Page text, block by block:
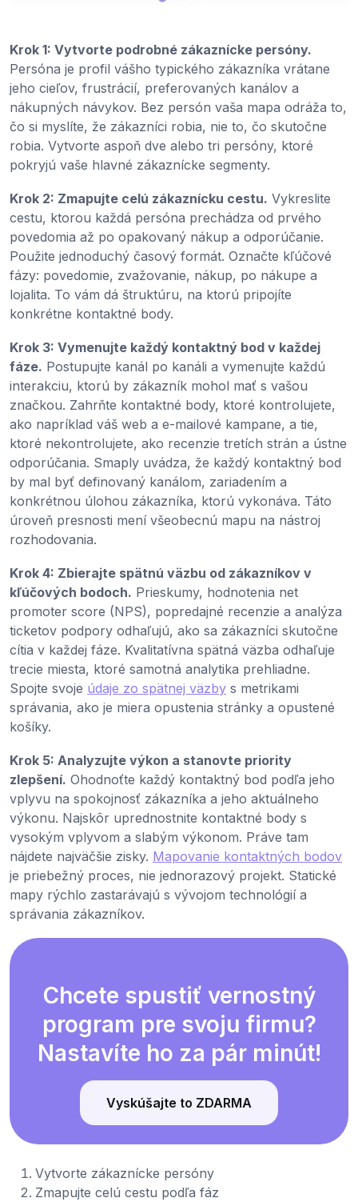
Krok 1: Vytvorte podrobné zákaznícke persóny.
Persóna je profil vášho typického zákazníka vrátane
jeho cieľov, frustrácií, preferovaných kanálov a
nákupných návykov. Bez persón vaša mapa odráža to,
čo si myslíte, že zákazníci robia, nie to, čo skutočne
robia. Vytvorte aspoň dve alebo tri persóny, ktoré
pokryjú vaše hlavné zákaznícke segmenty.
Krok 2: Zmapujte celú zákaznícku cestu. Vykreslite
cestu, ktorou každá persóna prechádza od prvého
povedomia až po opakovaný nákup a odporúčanie.
Použite jednoduchý časový formát. Označte kľúčové
fázy: povedomie, zvažovanie, nákup, po nákupe a
lojalita. To vám dá štruktúru, na ktorú pripojíte
konkrétne kontaktné body.
Krok 3: Vymenujte každý kontaktný bod v každej
fáze. Postupujte kanál po kanáli a vymenujte každú
interakciu, ktorú by zákazník mohol mať s vašou
značkou. Zahrňte kontaktné body, ktoré kontrolujete,
ako napríklad váš web a e-mailové kampane, a tie,
ktoré nekontrolujete, ako recenzie tretích strán a ústne
odporúčania. Smaply uvádza, že každý kontaktný bod
by mal byť definovaný kanálom, zariadením a
konkrétnou úlohou zákazníka, ktorú vykonáva. Táto
úroveň presnosti mení všeobecnú mapu na nástroj
rozhodovania.
Krok 4: Zbierajte spätnú väzbu od zákazníkov v
kľúčových bodoch. Prieskumy, hodnotenia net
promoter score (NPS), popredajné recenzie a analýza
ticketov podpory odhaľujú, ako sa zákazníci skutočne
cítia v každej fáze. Kvalitatívna spätná väzba odhaľuje
trecie miesta, ktoré samotná analytika prehliadne.
Spojte svoje údaje zo spätnej väzby s metrikami
správania, ako je miera opustenia stránky a opustené
košíky.
Krok 5: Analyzujte výkon a stanovte priority
zlepšení. Ohodnoťte každý kontaktný bod podľa jeho
vplyvu na spokojnosť zákazníka a jeho aktuálneho
výkonu. Najskôr uprednostnite kontaktné body s
vysokým vplyvom a slabým výkonom. Práve tam
nájdete najväčšie zisky. Mapovanie kontaktných bodov
je priebežný proces, nie jednorazový projekt. Statické
mapy rýchlo zastarávajú s vývojom technológií a
správania zákazníkov.
Chcete spustiť vernostný
program pre svoju firmu?
Nastavíte ho za pár minút!
Vyskúšajte to ZDARMA
Vytvorte zákaznícke persóny
Zmapujte celú cestu podľa fáz